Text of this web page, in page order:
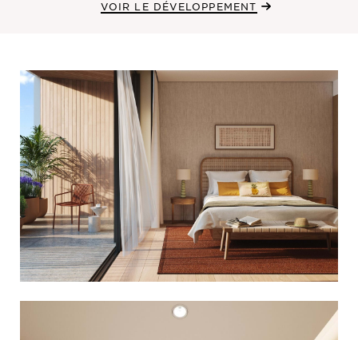
VOIR LE DÉVELOPPEMENT